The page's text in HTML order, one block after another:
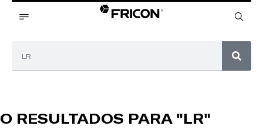
O RESULTADOS PARA "LR"